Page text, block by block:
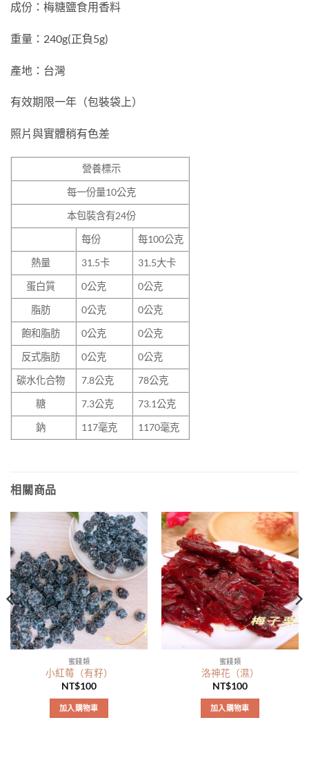
成份：梅糖鹽食用香料
重量：240g(正負5g)
產地：台灣
有效期限一年（包裝袋上）
照片與實體稍有色差
營養標示
每一份量10公克
本包裝含有24份
每份
每100公克
熱量
31.5卡
31.5大卡
蛋白質
0公克
0公克
脂肪
0公克
0公克
飽和脂肪
0公克
0公克
反式脂肪
0公克
0公克
碳水化合物
7.8公克
78公克
糖
7.3公克
73.1公克
鈉
117毫克 1170毫克
相關商品
蜜餞類
小紅莓（有籽）
NT$100
加入購物車
蜜餞類
洛神花（濕）
NT$100
加入購物車